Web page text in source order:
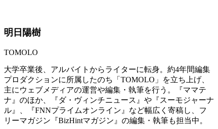
明日陽樹
TOMOLO
大学卒業後、アルバイトからライターに転身。約4年間編集
プロダクションに所属したのち「TOMOLO」を立ち上げ、
主にウェブメディアの運営や編集・執筆を行う。『ママテ
ナ』のほか、『ダ・ヴィンチニュース』や『スーモジャーナ
ル』、『FNNプライムオンライン』など幅広く寄稿し、フ
リーマガジン『BizHintマガジン』の編集・執筆も担当中。